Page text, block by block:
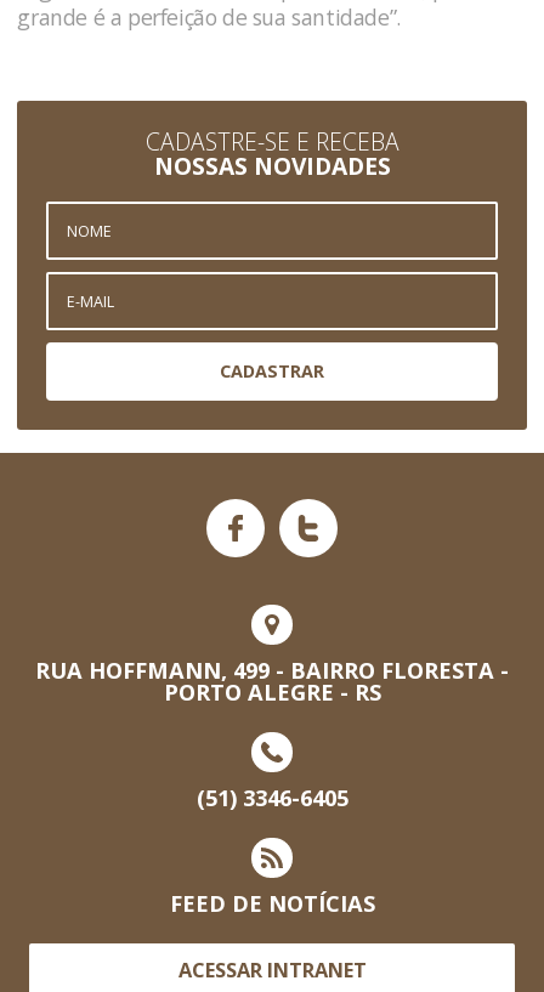
grande é a perfeição de sua santidade”.
CADASTRE-SE E RECEBA
NOSSAS NOVIDADES
CADASTRAR
RUA HOFFMANN, 499 - BAIRRO FLORESTA -
PORTO ALEGRE - RS
(51) 3346-6405
FEED DE NOTÍCIAS
ACESSAR INTRANET